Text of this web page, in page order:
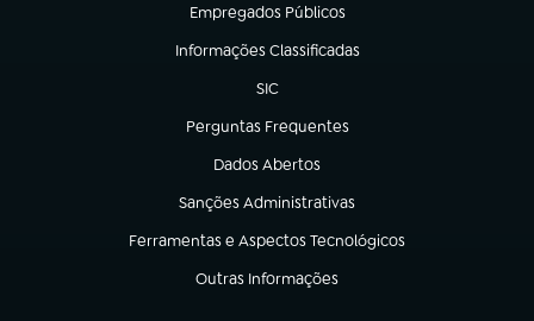
Empregados Públicos
(abre em nova aba)
Informações Classificadas
(abre em nova aba)
SIC
(abre em nova aba)
Perguntas Frequentes
(abre em nova aba)
Dados Abertos
(abre em nova aba)
Sanções Administrativas
(abre em nova aba)
Ferramentas e Aspectos Tecnológicos
(abre em nova aba)
Outras Informações
(abre em nova aba)